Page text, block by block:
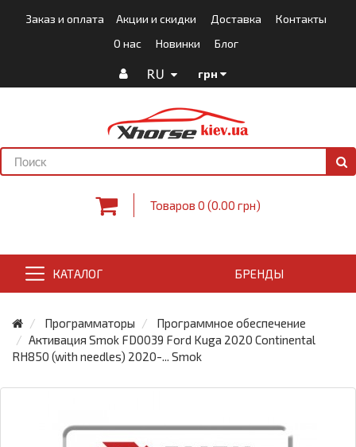
Заказ и оплата Акции и скидки Доставка
Контакты
О нас
Новинки Блог
RU грн
Товаров 0 (0.00 грн)
КАТАЛОГ БРЕНДЫ
Программаторы
Программное обеспечение
Активация Smok FD0039 Ford Kuga 2020 Continental
RH850 (with needles) 2020-... Smok